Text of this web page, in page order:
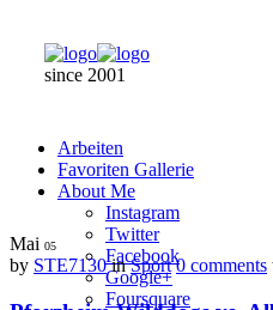
since 2001
Arbeiten
Favoriten Gallerie
About Me
Instagram
Twitter
Facebook
Google+
Foursquare
Mai 05
by STE7130 inSport 0 comments